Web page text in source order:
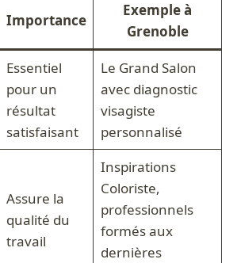
Importance
Exemple à
Grenoble
Essentiel
pour un
résultat
satisfaisant
Le Grand Salon
avec diagnostic
visagiste
personnalisé
Assure la
qualité du
travail
Inspirations
Coloriste,
professionnels
formés aux
dernières